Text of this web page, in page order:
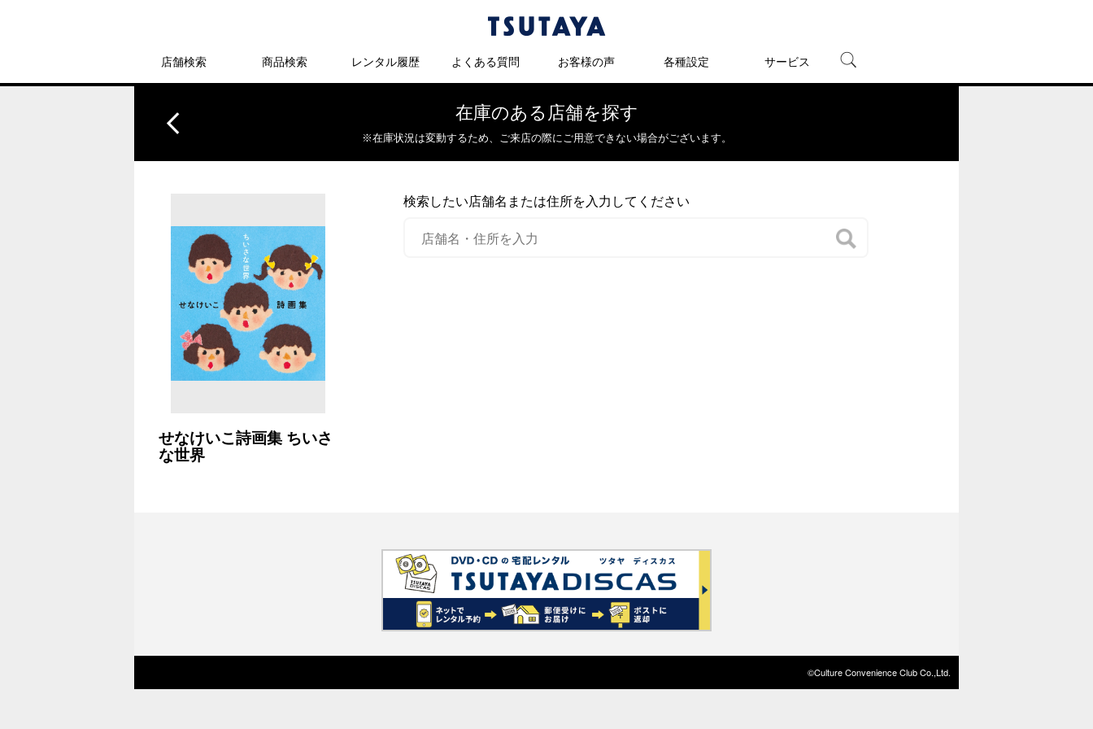
店舗検索 商品検索 レンタル履歴 よくある質問 お客様の声 各種設定 サービス
在庫のある店舗を探す
※在庫状況は変動するため、 ご来店の際にご用意できない場合がございます。
せなけいこ詩画集 ちいさ
な世界
検索したい店舗名または住所を入力してください
©Culture Convenience Club Co.,Ltd.